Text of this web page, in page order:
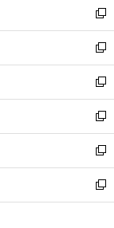
く
で
開
く
ド
ウ
で
開
く
新
し
い
ウ
ィ
ン
ド
ウ
で
開
く
新
し
い
ウ
ィ
ン
ド
ウ
で
開
新
し
い
ウ
ィ
ン
ド
ウ
新
し
い
ウ
ィ
ン
新
し
い
ウ
新
し